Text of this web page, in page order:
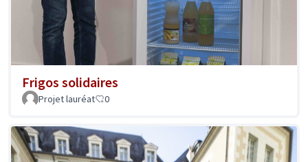
Frigos solidaires
Projet lauréat 0